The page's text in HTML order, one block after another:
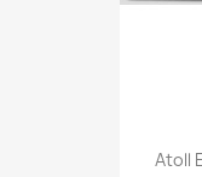
Atoll